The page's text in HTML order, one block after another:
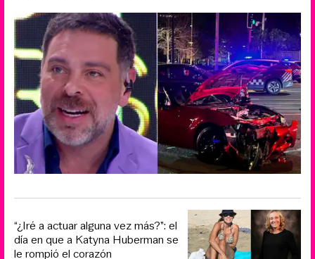
“¿Iré a actuar alguna vez más?”: el
día en que a Katyna Huberman se
le rompió el corazón